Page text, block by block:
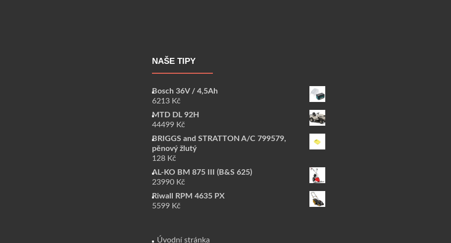
NAŠE TIPY
Bosch 36V / 4,5Ah
6213 Kč
MTD DL 92H
44499 Kč
BRIGGS and STRATTON A/C 799579,
pěnový žlutý
128 Kč
AL-KO BM 875 III (B&S 625)
23990 Kč
Riwall RPM 4635 PX
5599 Kč
Úvodní stránka